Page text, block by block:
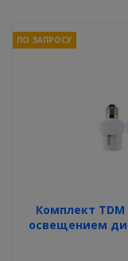
Комплект
освещением
ПО ЗАПРОСУ